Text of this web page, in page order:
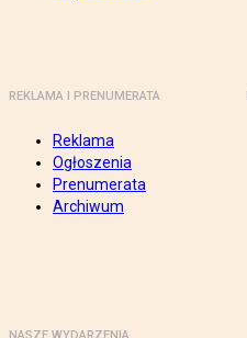
REKLAMA I PRENUMERATA
Reklama
Ogłoszenia
Prenumerata
Archiwum